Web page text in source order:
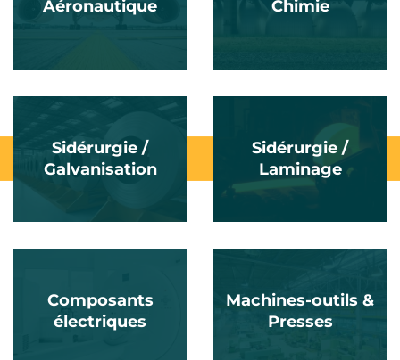
Aéronautique Chimie
Sidérurgie /
Galvanisation
Sidérurgie /
Laminage
Composants
électriques
Machines-outils &
Presses